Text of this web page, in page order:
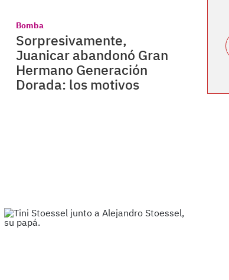
Bomba
Sorpresivamente,
Juanicar abandonó Gran
Hermano Generación
Dorada: los motivos